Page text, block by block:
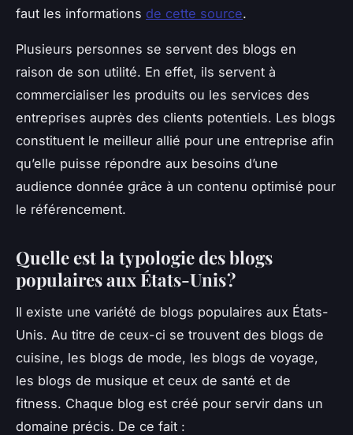
faut les informations de cette source.
Plusieurs personnes se servent des blogs en
raison de son utilité. En effet, ils servent à
commercialiser les produits ou les services des
entreprises auprès des clients potentiels. Les blogs
constituent le meilleur allié pour une entreprise afin
qu’elle puisse répondre aux besoins d’une
audience donnée grâce à un contenu optimisé pour
le référencement.
Quelle est la typologie des blogs
populaires aux États-Unis ?
Il existe une variété de blogs populaires aux États-
Unis. Au titre de ceux-ci se trouvent des blogs de
cuisine, les blogs de mode, les blogs de voyage,
les blogs de musique et ceux de santé et de
fitness. Chaque blog est créé pour servir dans un
domaine précis. De ce fait :